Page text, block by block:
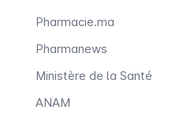
Pharmacie.ma
Pharmanews
Ministère de la Santé
ANAM